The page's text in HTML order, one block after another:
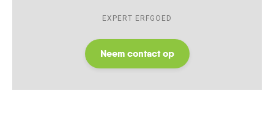
EXPERT ERFGOED
Neem contact op